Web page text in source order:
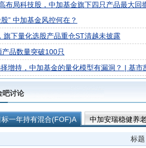
布局科技股，中加基金旗下四只产品最大回
” 中加基金风控何在？
旗下量化选股产品重仓ST清越未披露
品数量突破100只
增持，中加基金的量化模型有漏洞？ | 基
吧讨论
一年持有混合(FOF)A
中加安瑞稳健养
有期债券(FOF)C
中加智选添元三个月
标题